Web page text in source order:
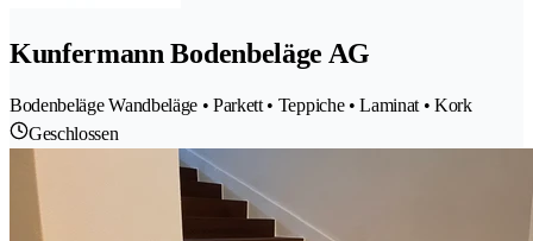
Kunfermann Bodenbeläge AG
Bodenbeläge Wandbeläge • Parkett • Teppiche • Laminat • Kork
Geschlossen